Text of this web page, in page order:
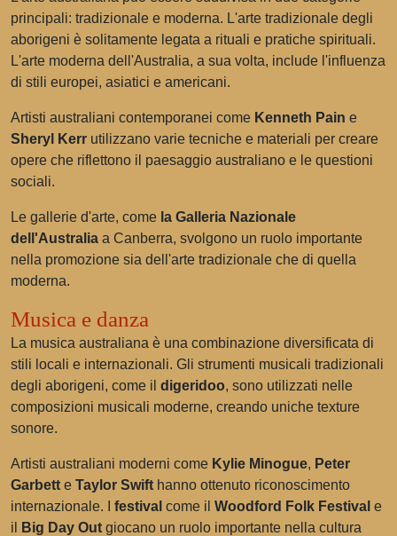
principali: tradizionale e moderna. L'arte tradizionale degli
aborigeni è solitamente legata a rituali e pratiche spirituali.
L'arte moderna dell'Australia, a sua volta, include l'influenza
di stili europei, asiatici e americani.
Artisti australiani contemporanei come Kenneth Pain e
Sheryl Kerr utilizzano varie tecniche e materiali per creare
opere che riflettono il paesaggio australiano e le questioni
sociali.
Le gallerie d'arte, come la Galleria Nazionale
dell'Australia a Canberra, svolgono un ruolo importante
nella promozione sia dell'arte tradizionale che di quella
moderna.
Musica e danza
La musica australiana è una combinazione diversificata di
stili locali e internazionali. Gli strumenti musicali tradizionali
degli aborigeni, come il digeridoo, sono utilizzati nelle
composizioni musicali moderne, creando uniche texture
sonore.
Artisti australiani moderni come Kylie Minogue, Peter
Garbett e Taylor Swift hanno ottenuto riconoscimento
internazionale. I festival come il Woodford Folk Festival e
il
Big Day Out giocano un ruolo importante nella cultura